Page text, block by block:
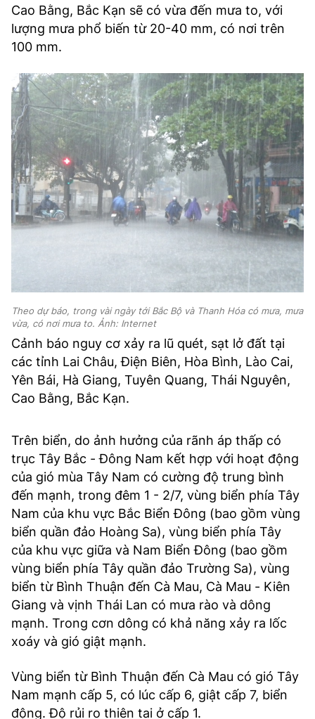
Cao Bằng, Bắc Kạn sẽ có vừa đến mưa to, với
lượng mưa phổ biến từ 20-40 mm, có nơi trên
100 mm.
Theo dự báo, trong vài ngày tới Bắc Bộ và Thanh Hóa có mưa, mưa
vừa, có nơi mưa to. Ảnh: Internet
Cảnh báo nguy cơ xảy ra lũ quét, sạt lở đất tại
các tỉnh Lai Châu, Điện Biên, Hòa Bình, Lào Cai,
Yên Bái, Hà Giang, Tuyên Quang, Thái Nguyên,
Cao Bằng, Bắc Kạn.
Trên biển, do ảnh hưởng của rãnh áp thấp có
trục Tây Bắc - Đông Nam kết hợp với hoạt động
của gió mùa Tây Nam có cường độ trung bình
đến mạnh, trong đêm 1 - 2/7, vùng biển phía Tây
Nam của khu vực Bắc Biển Đông (bao gồm vùng
biển quần đảo Hoàng Sa), vùng biển phía Tây
của khu vực giữa và Nam Biển Đông (bao gồm
vùng biển phía Tây quần đảo Trường Sa), vùng
biển từ Bình Thuận đến Cà Mau, Cà Mau - Kiên
Giang và vịnh Thái Lan có mưa rào và dông
mạnh. Trong cơn dông có khả năng xảy ra lốc
xoáy và gió giật mạnh.
Vùng biển từ Bình Thuận đến Cà Mau có gió Tây
Nam mạnh cấp 5, có lúc cấp 6, giật cấp 7, biển
động. Độ rủi ro thiên tai ở cấp 1.